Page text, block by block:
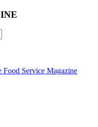
Food Service Magazine